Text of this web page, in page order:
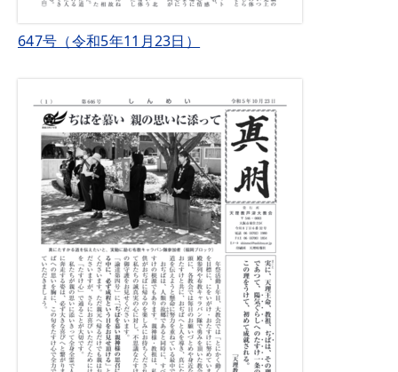
647号（令和5年11月23日）